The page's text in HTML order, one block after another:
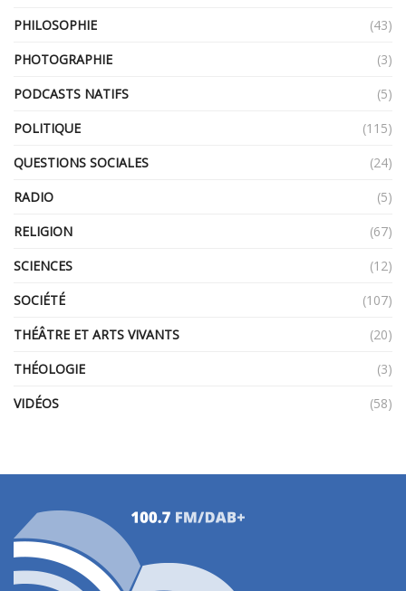
PHILOSOPHIE
(43)
PHOTOGRAPHIE
(3)
PODCASTS NATIFS
(5)
POLITIQUE
(115)
QUESTIONS SOCIALES
(24)
RADIO
(5)
RELIGION
(67)
SCIENCES
(12)
SOCIÉTÉ
(107)
THÉÂTRE ET ARTS VIVANTS
(20)
THÉOLOGIE
(3)
VIDÉOS
(58)